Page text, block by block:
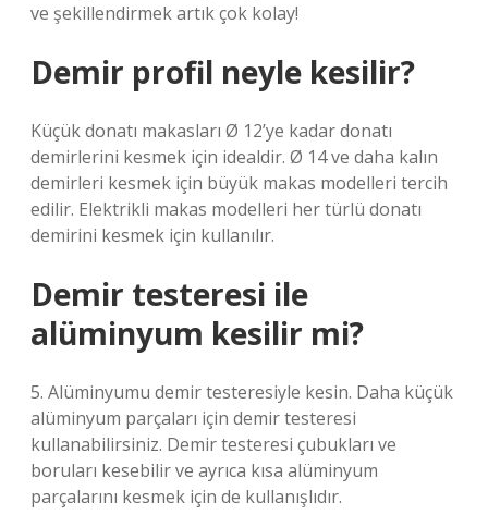
ve şekillendirmek artık çok kolay!
Demir profil neyle kesilir?
Küçük donatı makasları Ø 12’ye kadar donatı
demirlerini kesmek için idealdir. Ø 14 ve daha kalın
demirleri kesmek için büyük makas modelleri tercih
edilir. Elektrikli makas modelleri her türlü donatı
demirini kesmek için kullanılır.
Demir testeresi ile
alüminyum kesilir mi?
5. Alüminyumu demir testeresiyle kesin. Daha küçük
alüminyum parçaları için demir testeresi
kullanabilirsiniz. Demir testeresi çubukları ve
boruları kesebilir ve ayrıca kısa alüminyum
parçalarını kesmek için de kullanışlıdır.